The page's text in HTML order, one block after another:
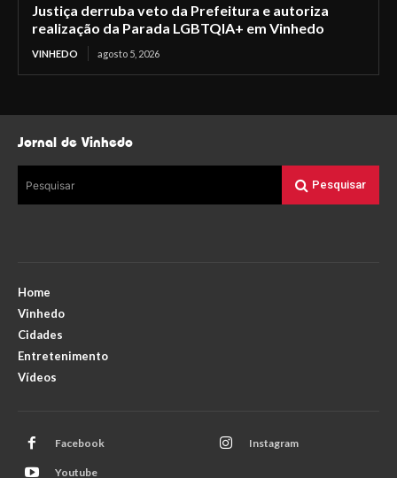
Justiça derruba veto da Prefeitura e autoriza
realização da Parada LGBTQIA+ em Vinhedo
VINHEDO agosto 5, 2026
Jornal de Vinhedo
Pesquisar Pesquisar
Home
Vinhedo
Cidades
Entretenimento
Vídeos
Facebook Instagram
Youtube